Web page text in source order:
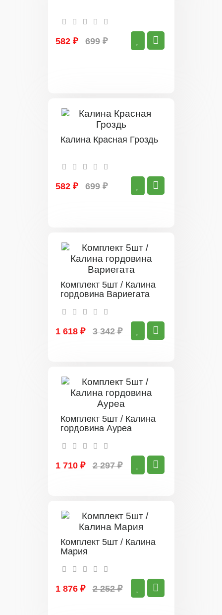
582 ₽ 699 ₽
Калина Красная Гроздь
582 ₽ 699 ₽
Комплект 5шт / Калина
гордовина Вариегата
1 618 ₽ 3 342 ₽
Комплект 5шт / Калина
гордовина Ауреа
1 710 ₽ 2 297 ₽
Комплект 5шт / Калина
Мария
1 876 ₽ 2 252 ₽